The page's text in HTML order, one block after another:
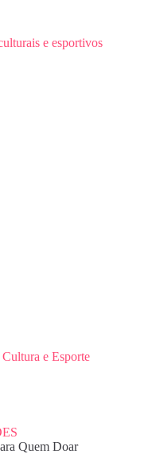
e Esporte
Quem Doar